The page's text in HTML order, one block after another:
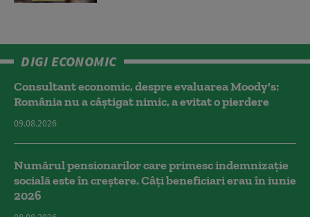
DIGI ECONOMIC
Consultant economic, despre evaluarea Moody's:
România nu a câştigat nimic, a evitat o pierdere
09.08.2026
Numărul pensionarilor care primesc indemnizaţie
socială este în creștere. Câți beneficiari erau în iunie
2026